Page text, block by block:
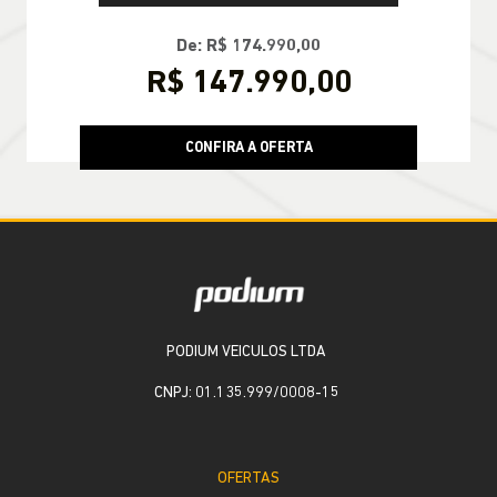
De: R$ 174.990,00
R$ 147.990,00
CONFIRA A OFERTA
PODIUM VEICULOS LTDA
CNPJ: 01.135.999/0008-15
OFERTAS